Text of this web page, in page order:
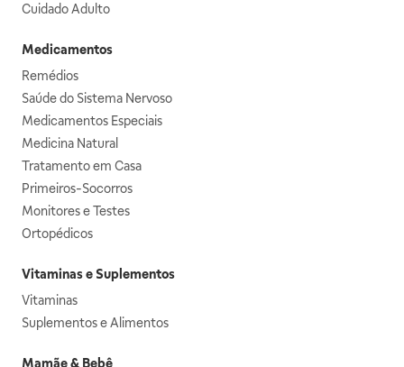
Cuidado Adulto
Medicamentos
Remédios
Saúde do Sistema Nervoso
Medicamentos Especiais
Medicina Natural
Tratamento em Casa
Primeiros-Socorros
Monitores e Testes
Ortopédicos
Vitaminas e Suplementos
Vitaminas
Suplementos e Alimentos
Mamãe & Bebê